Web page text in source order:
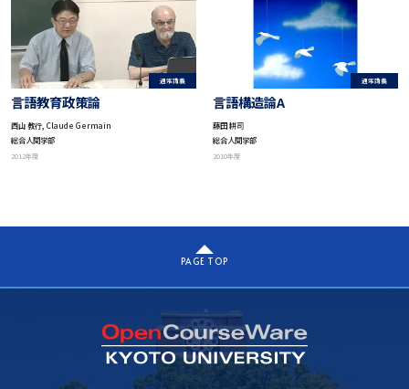
通常講義
言語教育政策論
西山 教行, Claude Germain
総合人間学部
2012年度
通常講義
言語構造論A
藤田 耕司
総合人間学部
2010年度
PAGE TOP